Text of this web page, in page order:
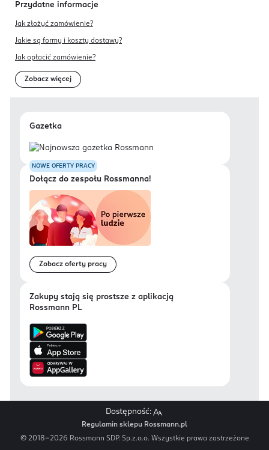
Przydatne informacje
Jak złożyć zamówienie?
Jakie są formy i koszty dostawy?
Jak opłacić zamówienie?
Zobacz więcej
Gazetka
NOWE OFERTY PRACY
Dołącz do zespołu Rossmanna!
Zobacz oferty pracy
Zakupy stają się prostsze z aplikacją
Rossmann PL
Dostępność:
Regulamin sklepu Rossmann.pl
© 2018-2026 Rossmann SDP. Sp.z.o.o. Wszystkie prawa zastrzeżone